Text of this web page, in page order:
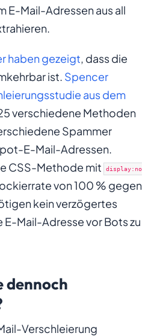
E-Mail-Adressen aus all
haben gezeigt , dass die
ist. Spencer
aus dem
verschiedene Methoden
Spammer
E-Mail-Adressen.
CSS-Methode mit
display:no
von 100 % gegen
kein verzögertes
E-Mail-Adresse vor Bots zu
dennoch
Verschleierung